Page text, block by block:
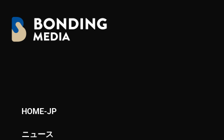
HOME-JP
ニュース